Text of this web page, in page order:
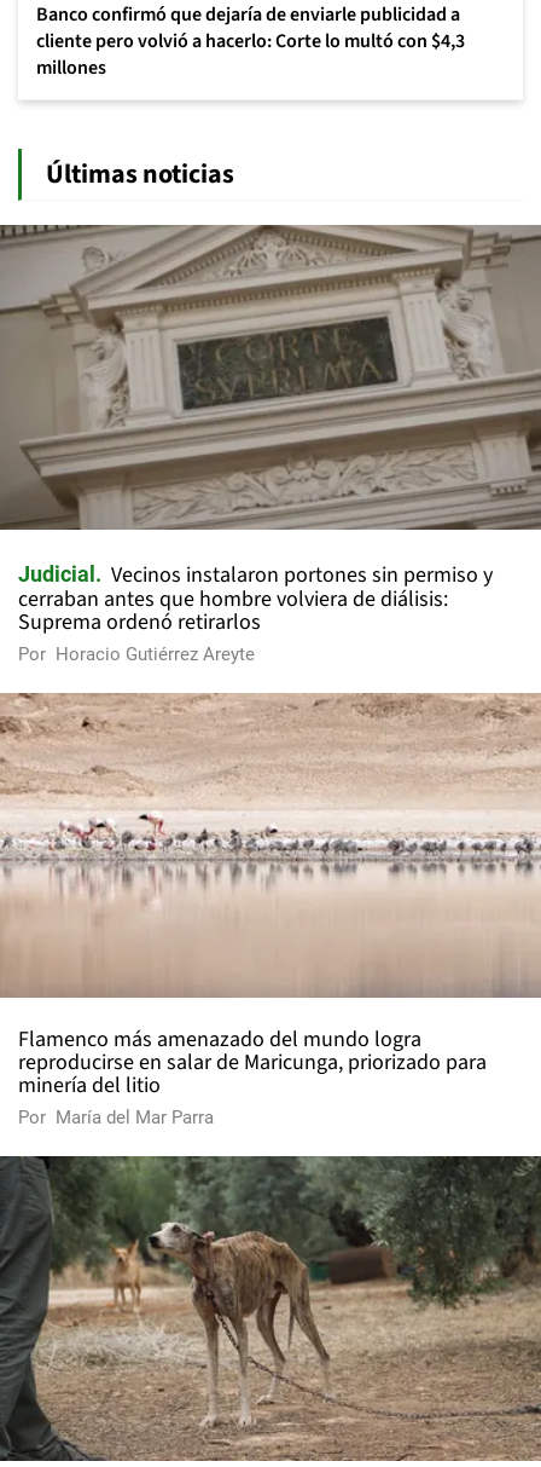
Banco confirmó que dejaría de enviarle publicidad a
cliente pero volvió a hacerlo: Corte lo multó con $4,3
millones
Últimas noticias
Judicial
Vecinos instalaron portones sin permiso y
cerraban antes que hombre volviera de diálisis:
Suprema ordenó retirarlos
Por Horacio Gutiérrez Areyte
Flamenco más amenazado del mundo logra
reproducirse en salar de Maricunga, priorizado para
minería del litio
Por María del Mar Parra